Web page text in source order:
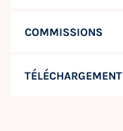
COMMISSIONS
TÉLÉCHARGEMENT